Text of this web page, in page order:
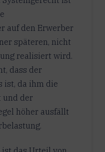
auf den Erwerber
späteren, nicht
realisiert wird.
dass der
ist, da ihm die
und der
höher ausfällt